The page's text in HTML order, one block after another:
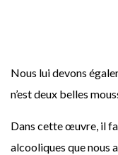
Nous lui devons
n’est deux belles
Dans cette œuvre, il
alcooliques que nous